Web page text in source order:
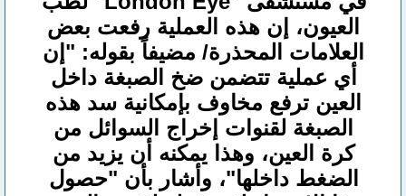
العيون، إن هذه العملية رفعت بعض
العلامات المحذرة/ مضيفاً بقوله: "إن
أي عملية تتضمن ضخ الصبغة داخل
العين ترفع مخاوف بإمكانية سد هذه
الصبغة لقنوات إخراج السوائل من
كرة العين، وهذا يمكنه أن يزيد من
الضغط داخلها"، وأشار بأن "حصول